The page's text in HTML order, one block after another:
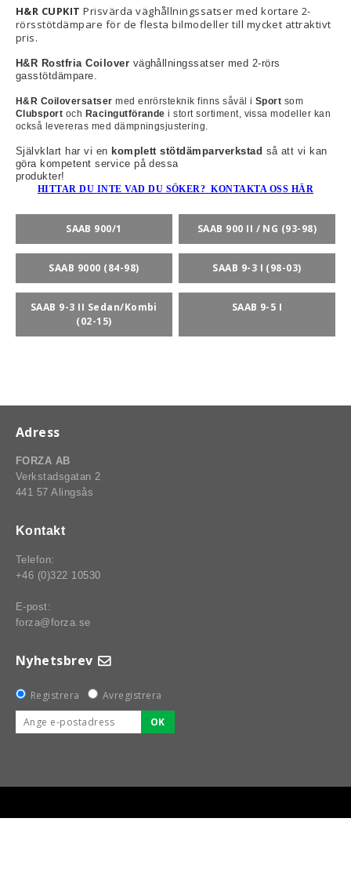
RALLY-RACING-DELAR
H&R CUPKIT Prisvärda väghållningssatser med kortare 2-
rörsstötdämpare för de flesta bilmodeller till mycket attraktivt
pris.
H&R Rostfria Coilover väghållningssatser med 2-rörs
gasstötdämpare.
H&R Coiloversatser med enrörsteknik finns såväl iSport som
Clubsport och Racingutförande i stort sortiment, vissa modeller kan
också levereras med dämpningsjustering.
Självklart har vi en komplett stötdämparverkstad så att vi kan
göra kompetent service på dessa
produkter!
HITTAR DU INTE VAD DU SÖKER? KONTAKTA OSS HÄR
SAAB 900/1 SAAB 900 II / NG (93-98)
SAAB 9000 (84-98) SAAB 9-3 I (98-03)
SAAB 9-3 II Sedan/Kombi
(02-15)
SAAB 9-5 I
Adress
FORZA AB
Verkstadsgatan 2
441 57 Alingsås
Kontakt
Telefon:
+46 (0)322 10530
E-post:
forza@forza.se
Nyhetsbrev
Registrera
Avregistrera
OK